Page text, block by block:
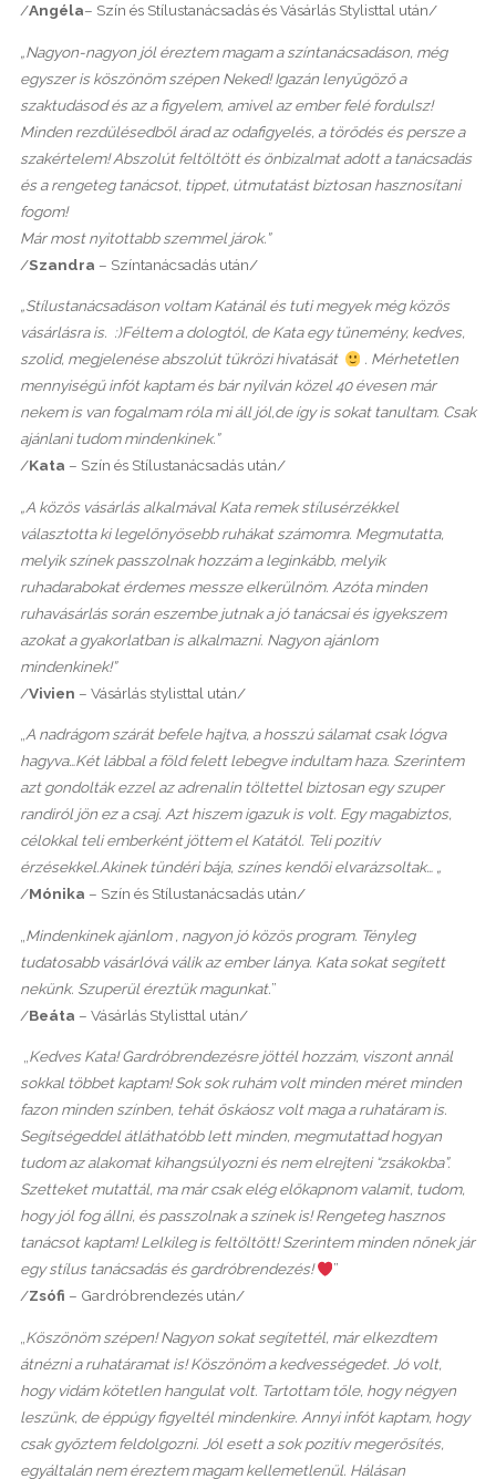
/Angéla– Szín és Stílustanácsadás és Vásárlás Stylisttal után/
„Nagyon-nagyon jól éreztem magam a színtanácsadáson, még
egyszer is köszönöm szépen Neked! Igazán lenyűgöző a
szaktudásod és az a figyelem, amivel az ember felé fordulsz!
Minden rezdülésedből árad az odafigyelés, a törődés és persze a
szakértelem! Abszolút feltöltött és önbizalmat adott a tanácsadás
és a rengeteg tanácsot, tippet, útmutatást biztosan hasznosítani
fogom!
Már most nyitottabb szemmel járok.”
/Szandra – Színtanácsadás után/
„Stílustanácsadáson voltam Katánál és tuti megyek még közös
vásárlásra is. :)Féltem a dologtól, de Kata egy tünemény, kedves,
szolid, megjelenése abszolút tükrözi hivatását
. Mérhetetlen
mennyiségű infót kaptam és bár nyilván közel 40 évesen már
nekem is van fogalmam róla mi áll jól,de így is sokat tanultam. Csak
ajánlani tudom mindenkinek.”
/Kata – Szín és Stílustanácsadás után/
„A közös vásárlás alkalmával Kata remek stílusérzékkel
választotta ki legelőnyösebb ruhákat számomra. Megmutatta,
melyik színek passzolnak hozzám a leginkább, melyik
ruhadarabokat érdemes messze elkerülnöm. Azóta minden
ruhavásárlás során eszembe jutnak a jó tanácsai és igyekszem
azokat a gyakorlatban is alkalmazni. Nagyon ajánlom
mindenkinek!”
/Vivien – Vásárlás stylisttal után/
„A nadrágom szárát befele hajtva, a hosszú sálamat csak lógva
hagyva…Két lábbal a föld felett lebegve indultam haza. Szerintem
azt gondolták ezzel az adrenalin töltettel biztosan egy szuper
randiról jön ez a csaj. Azt hiszem igazuk is volt. Egy magabiztos,
célokkal teli emberként jöttem el Katától. Teli pozitív
érzésekkel.Akinek tündéri bája, színes kendői elvarázsoltak… „
/Mónika – Szín és Stílustanácsadás után/
Mindenkinek ajánlom , nagyon jó közös program. Tényleg
tudatosabb vásárlóvá válik az ember lánya. Kata sokat segített
nekünk. Szuperül éreztük magunkat.”
/Beáta – Vásárlás Stylisttal után/
„Kedves Kata! Gardróbrendezésre jöttél hozzám, viszont annál
sokkal többet kaptam! Sok sok ruhám volt minden méret minden
fazon minden színben, tehát őskáosz volt maga a ruhatáram is.
Segítségeddel átláthatóbb lett minden, megmutattad hogyan
tudom az alakomat kihangsúlyozni és nem elrejteni “zsákokba”.
Szetteket mutattál, ma már csak elég előkapnom valamit, tudom,
hogy jól fog állni, és passzolnak a színek is! Rengeteg hasznos
tanácsot kaptam! Lelkileg is feltöltött! Szerintem minden nőnek jár
egy stílus tanácsadás és gardróbrendezés!
”
/Zsófi – Gardróbrendezés után/
Köszönöm szépen! Nagyon sokat segítettél, már elkezdtem
átnézni a ruhatáramat is! Köszönöm a kedvességedet. Jó volt,
hogy vidám kötetlen hangulat volt. Tartottam tőle, hogy négyen
leszünk, de éppúgy figyeltél mindenkire. Annyi infót kaptam, hogy
csak győztem feldolgozni. Jól esett a sok pozitív megerősítés,
egyáltalán nem éreztem magam kellemetlenül. Hálásan